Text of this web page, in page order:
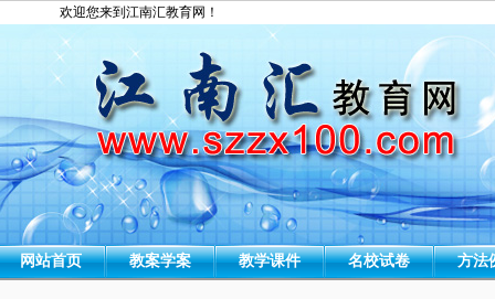
欢迎您来到江南汇教育网！
网站首页 教案学案 教学课件 名校试卷 方法